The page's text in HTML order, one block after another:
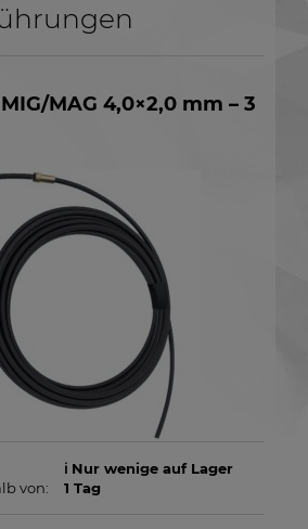
MAG 4,0×2,0 mm – 3
ℹ️ Nur wenige auf Lager
von:
1 Tag